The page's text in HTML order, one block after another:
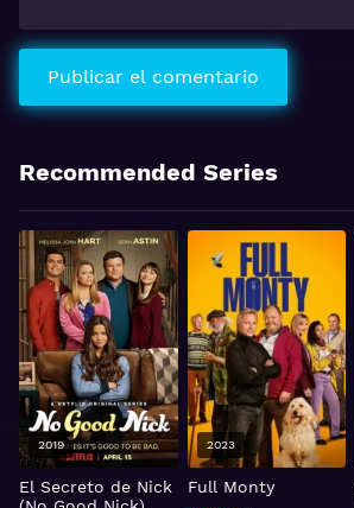
Recommended Series
El Secreto de Nick
2019
Full Monty
2023